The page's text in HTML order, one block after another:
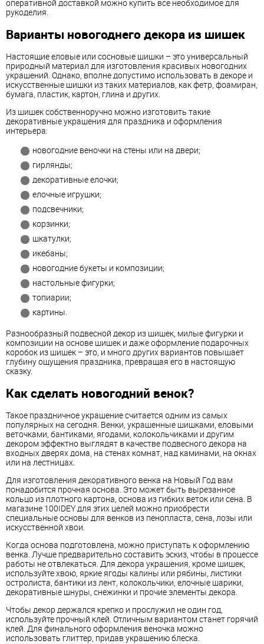
оперативной доставкой можно купить все необходимое для
рукоделия.
Варианты новогоднего декора из шишек
Настоящие еловые или сосновые шишки – это универсальный
природный материал для изготовления красивых новогодних
украшений. Однако, вполне допустимо использовать в декоре и
искусственные шишки из таких материалов, как фетр, фоамиран,
бумага, пластик, картон, глина и других.
Из шишек собственноручно можно изготовить такие
декоративные украшения для праздника и оформления
интерьера:
новогодние веночки на стены или на двери;
гирлянды;
декоративные елочки;
елочные игрушки;
подсвечники;
корзинки;
шкатулки;
икебаны;
новогодние букеты и композиции;
настольные фигурки;
топиарии;
картины.
Разнообразный подвесной декор из шишек, милые фигурки и
композиции на основе шишек и даже оформление подарочных
коробок из шишек – это, и много других вариантов повышает
глубину ощущения праздника, превращая его в настоящую
сказку.
Как сделать новогодний венок?
Такое праздничное украшение считается одним из самых
популярных на сегодня. Венки, украшенные шишками, еловыми
веточками, бантиками, ягодами, колокольчиками и другим
декором эффектно выглядят в качестве подвесного декора на
входных дверях дома, на стенах комнат, над каминами, на окнах
или на лестницах.
Для изготовления декоративного венка на Новый Год вам
понадобится прочная основа. Это может быть вырезанное
кольцо из плотного картона, основа из гибких веток или сена. В
магазине 100IDEY для этих целей можно приобрести
специальные основы для венков из пенопласта, сена, лозы или
искусственной хвои.
Когда основа подготовлена, можно приступать к оформлению
венка. Лучше предварительно составить эскиз, чтобы в процессе
работы не отвлекаться. Для декора украшения, кроме шишек,
используйте хвою, яркие ягоды калины или рябины, листики
остролиста, бантики из лент, колокольчики, елочные шарики,
декоративные шнуры, снежинки и прочие элементы декора.
Чтобы декор держался крепко и прослужил не один год,
используйте прочный клей. Отличным вариантом станет горячий
клей. Для финального оформления веночка можно
использовать глиттер, придав украшению блеска.